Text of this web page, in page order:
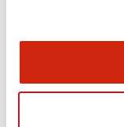
Dokumente
Kataloge &